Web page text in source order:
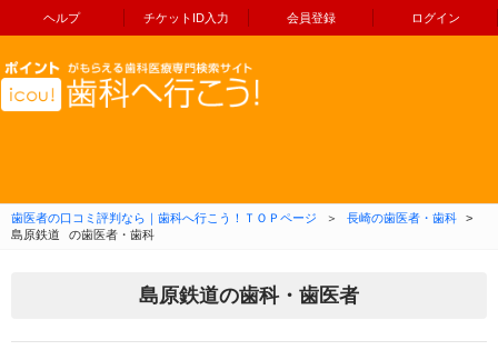
ヘルプ チケットID入力 会員登録 ログイン
コンテンツへ移動
歯医者の口コミ評判なら｜歯科へ行こう！ＴＯＰページ ＞ 長崎の歯医者・歯科
>
島原鉄道
の歯医者・歯科
島原鉄道の歯科・歯医者